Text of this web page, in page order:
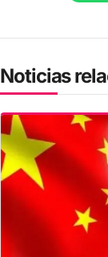
Noticias